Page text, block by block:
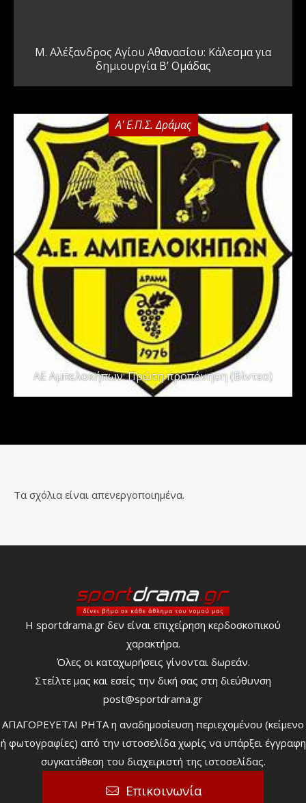
Μ. Αλέξανδρος Αγίου Αθανασίου: Κάλεσμα για
δημιουργία Β’ Ομάδας
Α' Ε.Π.Σ. Δράμας 0
ΑΕ Αμπελοκήπων: Πρώτη προπόνηση (Βίντεο)
Τα σχόλια είναι απενεργοποιημένα.
Η sportdrama.gr δεν είναι επιχείρηση κερδοσκοπικού
χαρακτήρα.
Όλες οι καταχωρήσεις γίνονται δωρεάν.
Στείλτε μας και εσείς την δική σας στη διεύθυνση
post@sportdrama.gr
ΑΠΑΓΟΡΕΥΕΤΑΙ ΡΗΤΑ η αναδημοσίευση περιεχομένου (κείμενο
ή φωτογραφίες) από την ιστοσελίδα χωρίς να υπάρξει έγγραφη
συγκατάθεση του διαχειριστή της ιστοσελίδας.
Επικοινωνία